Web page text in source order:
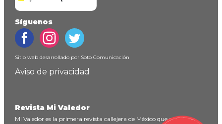
Síguenos
Sitio web desarrollado por Soto Comunicación
Aviso de privacidad
Revista Mi Valedor
Mi Valedor es la primera revista callejera de México que ofrece un